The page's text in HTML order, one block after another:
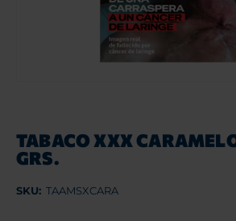
TABACO XXX
GRS.
SKU: TAAMSXCARA